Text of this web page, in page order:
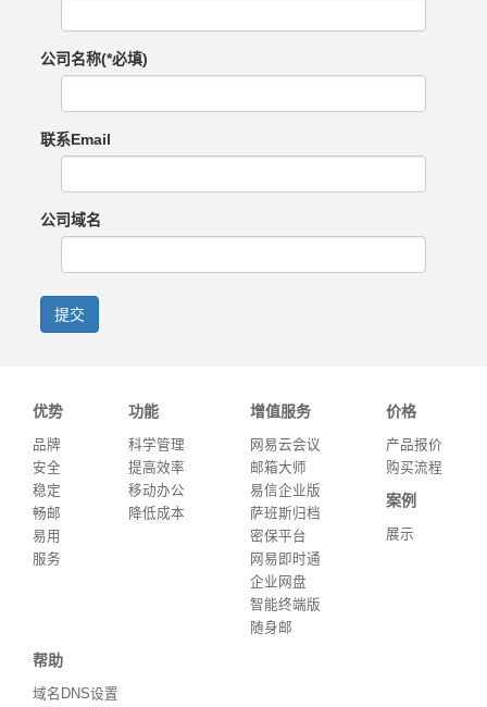
公司名称(*必填)
联系Email
公司域名
提交
优势
品牌
安全
稳定
畅邮
易用
服务
功能
科学管理
提高效率
移动办公
降低成本
增值服务
网易云会议
邮箱大师
易信企业版
萨班斯归档
密保平台
网易即时通
企业网盘
智能终端版
随身邮
价格
产品报价
购买流程
案例
展示
帮助
域名DNS设置